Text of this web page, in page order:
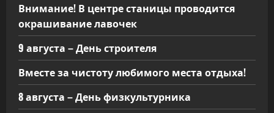
Внимание! В центре станицы проводится
окрашивание лавочек
9 августа – День строителя
Вместе за чистоту любимого места отдыха!
8 августа – День физкультурника